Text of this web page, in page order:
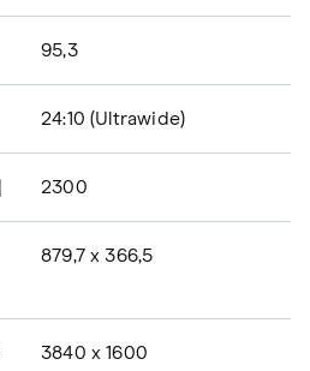
95,3
24:10 (Ultrawide)
2300
879,7 x 366,5
3840 x 1600